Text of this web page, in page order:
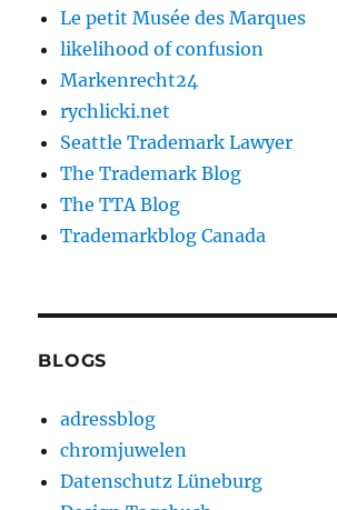
Le petit Musée des Marques
likelihood of confusion
Markenrecht24
rychlicki.net
Seattle Trademark Lawyer
The Trademark Blog
The TTA Blog
Trademarkblog Canada
BLOGS
adressblog
chromjuwelen
Datenschutz Lüneburg